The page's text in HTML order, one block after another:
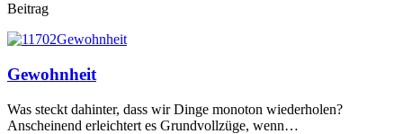
Beitrag
Gewohnheit
Was steckt dahinter, dass wir Dinge monoton wiederholen?
Anscheinend erleichtert es Grundvollzüge, wenn…